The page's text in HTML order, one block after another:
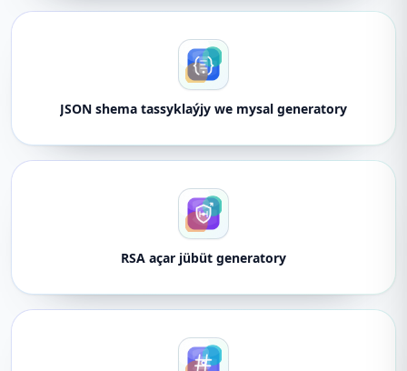
JSON shema tassyklaýjy we mysal generatory
RSA açar jübüt generatory